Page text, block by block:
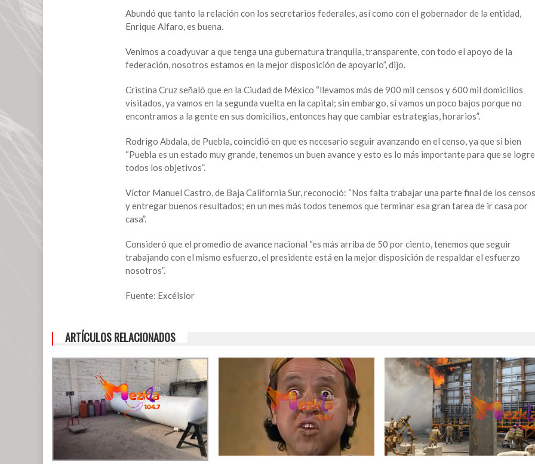
Abundó que tanto la relación con los secretarios federales, así como con el gobernador de la entidad,
Enrique Alfaro, es buena.
Venimos a coadyuvar a que tenga una gubernatura tranquila, transparente, con todo el apoyo de la
federación, nosotros estamos en la mejor disposición de apoyarlo”, dijo.
Cristina Cruz señaló que en la Ciudad de México “llevamos más de 900 mil censos y 600 mil domicilios
visitados, ya vamos en la segunda vuelta en la capital; sin embargo, si vamos un poco bajos porque no
encontramos a la gente en sus domicilios, entonces hay que cambiar estrategias, horarios”.
Rodrigo Abdala, de Puebla, coincidió en que es necesario seguir avanzando en el censo, ya que si bien
“Puebla es un estado muy grande, tenemos un buen avance y esto es lo más importante para que se
todos los objetivos”.
Víctor Manuel Castro, de Baja California Sur, reconoció: “Nos falta trabajar una parte final de los censos
y entregar buenos resultados; en un mes más todos tenemos que terminar esa gran tarea de ir casa por
casa”.
Consideró que el promedio de avance nacional “es más arriba de 50 por ciento, tenemos que seguir
trabajando con el mismo esfuerzo, el presidente está en la mejor disposición de respaldar el esfuerzo
nosotros”.
Fuente: Excélsior
ARTÍCULOS RELACIONADOS